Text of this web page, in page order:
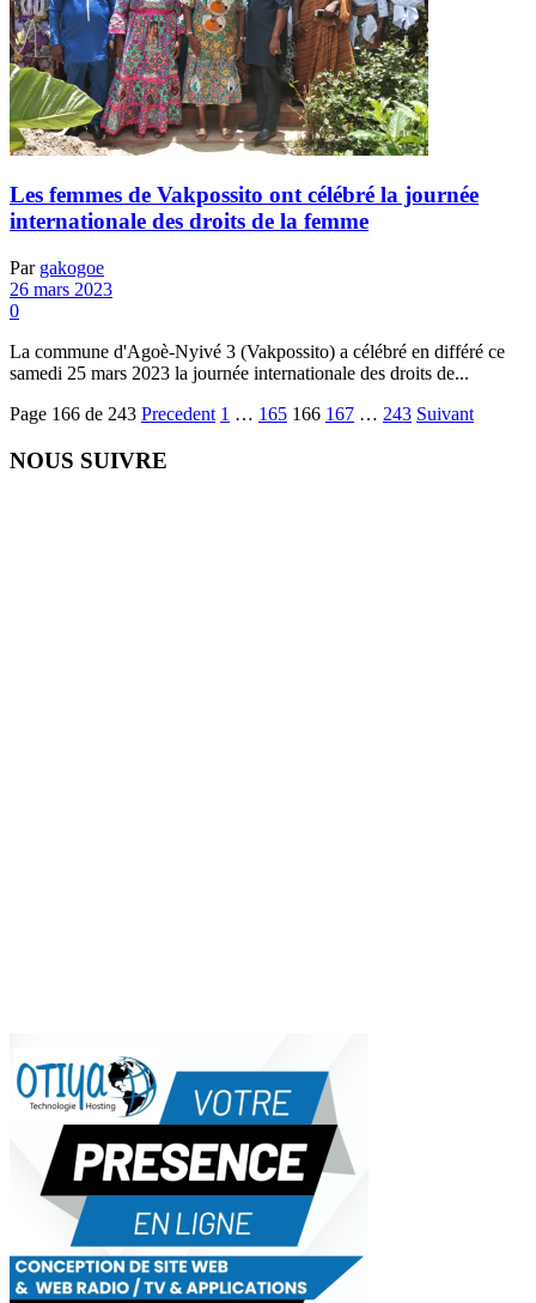
Les femmes de Vakpossito ont célébré la journée
internationale des droits de la femme
Par gakogoe
26 mars 2023
0
La commune d'Agoè-Nyivé 3 (Vakpossito) a célébré en différé ce
samedi 25 mars 2023 la journée internationale des droits de...
Page 166 de 243 Precedent 1 … 165 166 167 … 243 Suivant
NOUS SUIVRE